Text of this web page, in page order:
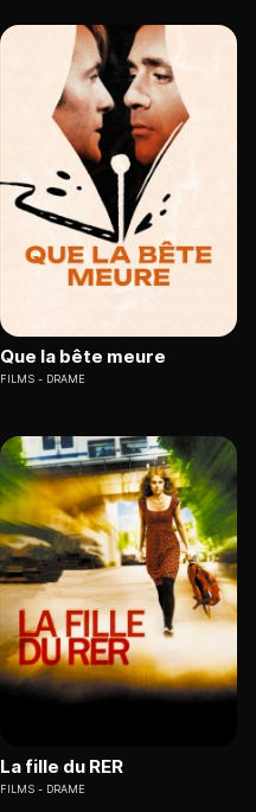
Que la bête meure
FILMS DRAME
La fille du RER
FILMS DRAME